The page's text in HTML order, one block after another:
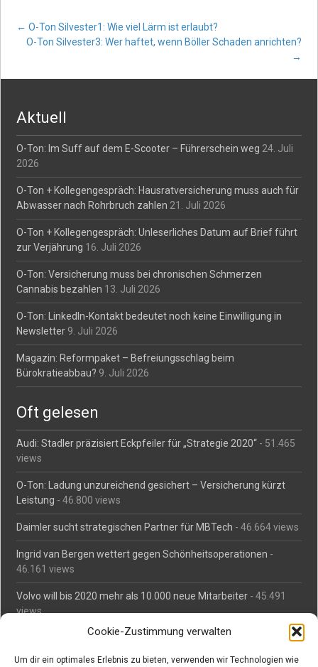
Cookie-Zustimmung verwalten
Um dir ein optimales Erlebnis zu bieten, verwenden wir Technologien wie
Post
navigation
← O-Ton Silvester1: Wie viel Lärm ist erlaubt?
O-Ton Silvester3: Wer haftet, wenn Böller Schaden anrichten?
→
Aktuell
O-Ton: Im Suff auf dem E-Scooter – Führerschein weg 24. Juli
2026
O-Ton + Kollegengespräch: Hausratversicherung muss auch für
Abwasser nach Rohrbruch zahlen 21. Juli 2026
O-Ton + Kollegengespräch: Unleserliches Datum auf Brief führt
zur Verjährung 16. Juli 2026
O-Ton: Versicherung muss bei chronischen Schmerzen
Cannabis bezahlen 13. Juli 2026
O-Ton: LinkedIn-Kontakt bedeutet noch keine Einwilligung in
Newsletter 9. Juli 2026
Magazin: Reformpaket – Befreiungsschlag beim
Bürokratieabbau? 9. Juli 2026
Oft gelesen
Audi: Stadler präzisiert Eckpfeiler für „Strategie 2020“ - 51.465
views
O-Ton: Ladung unzureichend gesichert – Versicherung kürzt
Leistung - 46.800 views
Daimler sucht strategischen Partner für MBTech - 46.664 views
Ingrid van Bergen wettert gegen Schönheitsoperationen -
46.161 views
Volvo will bis 2020 mehr als 10.000 neue Mitarbeiter - 45.491
views
Mäßiges Interesse an Daimlers MBtech- 44.716 views